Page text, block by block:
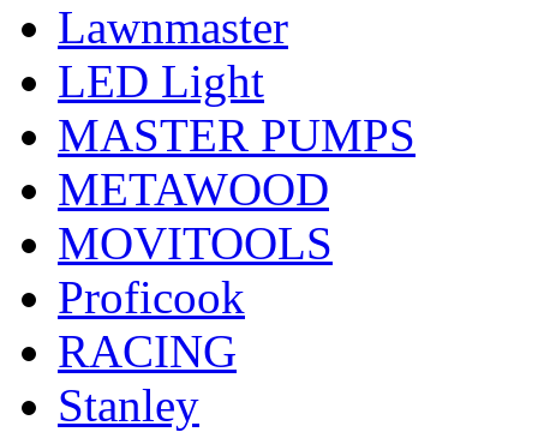
Lawnmaster
LED Light
MASTER PUMPS
METAWOOD
MOVITOOLS
Proficook
RACING
Stanley